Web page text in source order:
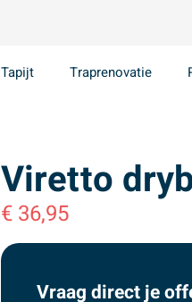
Tapijt Traprenovatie
Viretto
€ 36,95
Vraag direct je